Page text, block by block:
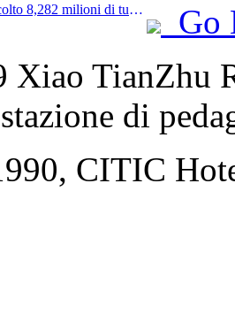
Prev:Shanghai ha accolto 8,282 milioni di turisti nei primi 11 mesi dell'anno, superando le aspettative iniziali.
Go
Xiao TianZhu
di
CITIC